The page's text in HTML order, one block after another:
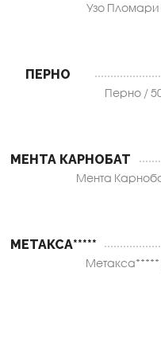
Узо Пломари
ПЕРНО
Перно /
МЕНТА КАРНОБАТ
Мента
МЕТАКСА*****
Метакса*****